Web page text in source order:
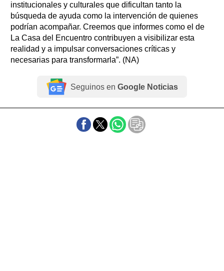
institucionales y culturales que dificultan tanto la
búsqueda de ayuda como la intervención de quienes
podrían acompañar. Creemos que informes como el de
La Casa del Encuentro contribuyen a visibilizar esta
realidad y a impulsar conversaciones críticas y
necesarias para transformarla”. (NA)
Seguinos en Google Noticias